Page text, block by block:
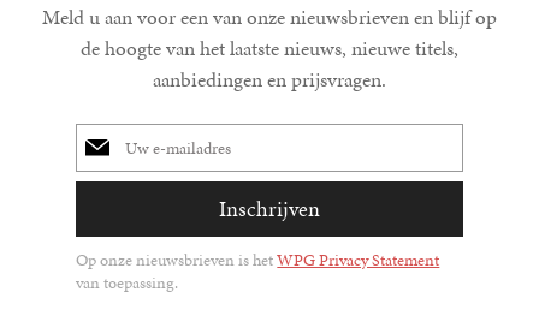
Meld u aan voor een van onze nieuwsbrieven en blijf op
de hoogte van het laatste nieuws, nieuwe titels,
aanbiedingen en prijsvragen.
E-
mailadres
Inschrijven
Op onze nieuwsbrieven is hetWPG Privacy Statement
van toepassing.